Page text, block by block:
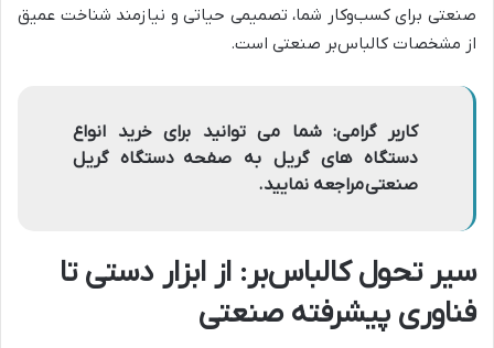
صنعتی برای کسب‌وکار شما، تصمیمی حیاتی و نیازمند شناخت عمیق
از مشخصات کالباس‌بر صنعتی است.
کاربر گرامی: شما می توانید برای خرید انواع
دستگاه های گریل به صفحه دستگاه گریل
صنعتی مراجعه نمایید.
سیر تحول کالباس‌بر: از ابزار دستی تا
فناوری پیشرفته صنعتی